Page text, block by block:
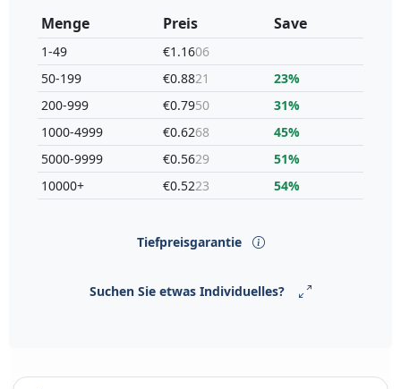
Menge
1-49
50-199
200-999
1000-4999
5000-9999
10000+
Preis
€1.1606
€0.8821
€0.7950
€0.6268
€0.5629
€0.5223
Save
23%
31%
45%
51%
54%
Tiefpreisgarantie
Suchen Sie etwas Individuelles?